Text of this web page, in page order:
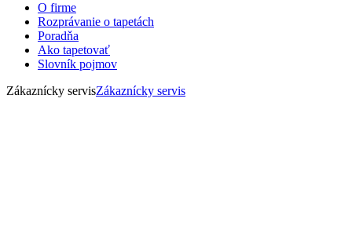
O firme
Rozprávanie o tapetách
Poradňa
Ako tapetovať
Slovník pojmov
Zákaznícky servisZákaznícky servis